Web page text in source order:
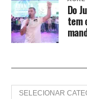
Do
tem
Categorias